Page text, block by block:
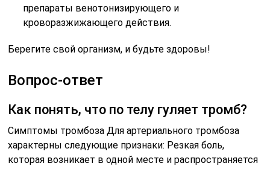
препараты венотонизирующего и
кроворазжижающего действия.
Берегите свой организм, и будьте здоровы!
Вопрос-ответ
Как понять, что по телу гуляет тромб?
Симптомы тромбоза Для артериального тромбоза
характерны следующие признаки: Резкая боль,
которая возникает в одной месте и распространяется